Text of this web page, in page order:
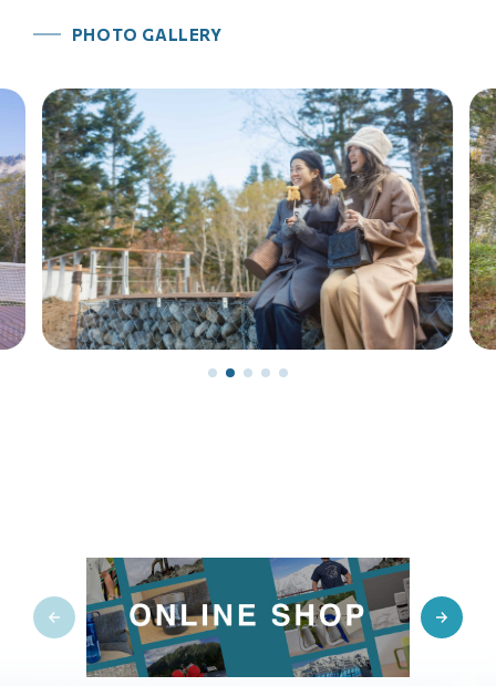
PHOTO GALLERY